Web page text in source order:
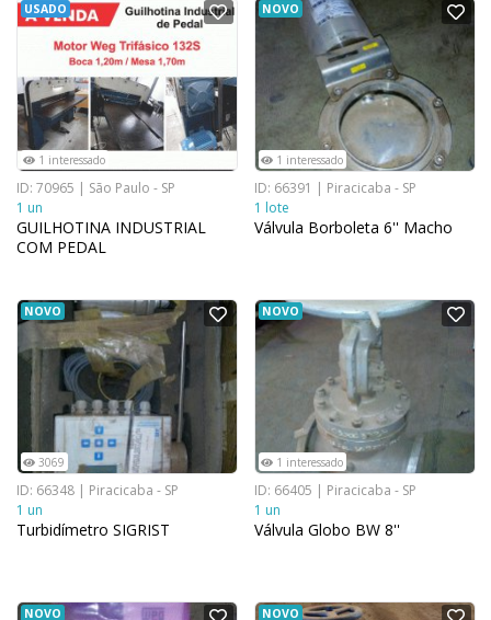
USADO
1 interessado
ID: 70965 | São Paulo - SP
1 un
GUILHOTINA INDUSTRIAL
COM PEDAL
NOVO
1 interessado
ID: 66391 | Piracicaba - SP
1 lote
Válvula Borboleta 6'' Macho
NOVO
3069
ID: 66348 | Piracicaba - SP
1 un
Turbidímetro SIGRIST
NOVO
1 interessado
ID: 66405 | Piracicaba - SP
1 un
Válvula Globo BW 8''
NOVO NOVO